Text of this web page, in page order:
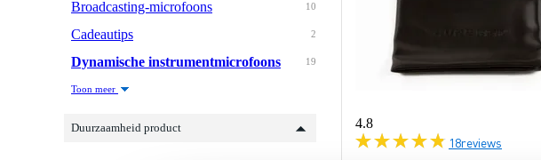
10
Broadcasting-microfoons
2
Cadeautips
19
Dynamische instrumentmicrofoons
Toon meer
Duurzaamheid product 4.8
18reviews